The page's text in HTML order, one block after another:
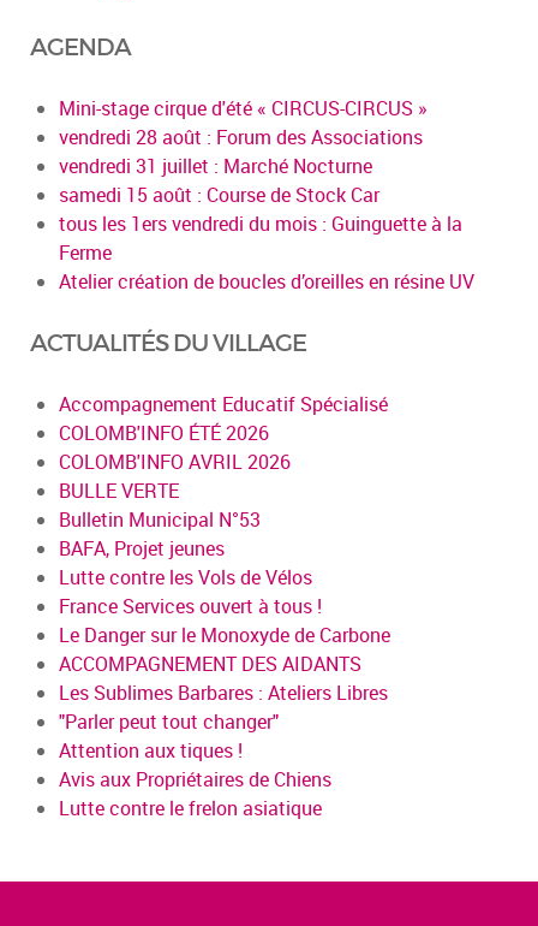
AGENDA
Mini-stage cirque d'été « CIRCUS-CIRCUS »
vendredi 28 août : Forum des Associations
vendredi 31 juillet : Marché Nocturne
samedi 15 août : Course de Stock Car
tous les 1ers vendredi du mois : Guinguette à la
Ferme
Atelier création de boucles d’oreilles en résine UV
ACTUALITÉS DU VILLAGE
Accompagnement Educatif Spécialisé
COLOMB'INFO ÉTÉ 2026
COLOMB'INFO AVRIL 2026
BULLE VERTE
Bulletin Municipal N°53
BAFA, Projet jeunes
Lutte contre les Vols de Vélos
France Services ouvert à tous !
Le Danger sur le Monoxyde de Carbone
ACCOMPAGNEMENT DES AIDANTS
Les Sublimes Barbares : Ateliers Libres
"Parler peut tout changer"
Attention aux tiques !
Avis aux Propriétaires de Chiens
Lutte contre le frelon asiatique